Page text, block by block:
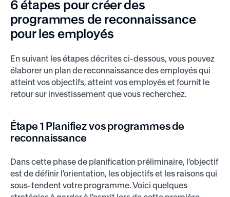
6 étapes pour créer des
programmes de reconnaissance
pour les employés
En suivant les étapes décrites ci-dessous, vous pouvez
élaborer un plan de reconnaissance des employés qui
atteint vos objectifs, atteint vos employés et fournit le
retour sur investissement que vous recherchez.
Étape 1 Planifiez vos programmes de
reconnaissance
Dans cette phase de planification préliminaire, l'objectif
est de définir l'orientation, les objectifs et les raisons qui
sous-tendent votre programme. Voici quelques